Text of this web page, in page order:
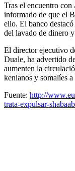
Tras el encuentro
informado de que el
ello. El banco
del lavado de dinero
El director ejecutivo
Duale, ha advertido
aumenten la
kenianos y somalíes
Fuente: http://
trata-expulsar-